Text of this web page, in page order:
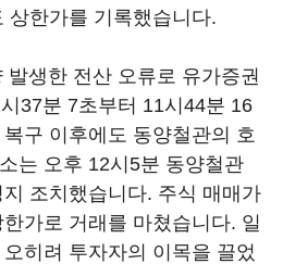
상한가를 기록했습니다.
생한 전산 오류로 유가증권
37분 7초부터 11시44분 16
구 이후에도 동양철관의 호
는 오후 12시5분 동양철관
조치했습니다. 주식 매매가
가로 거래를 마쳤습니다. 일
히려 투자자의 이목을 끌었